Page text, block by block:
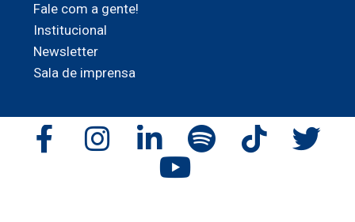
Fale com a gente!
Institucional
Newsletter
Sala de imprensa